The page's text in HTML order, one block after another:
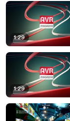
1:29
1:29